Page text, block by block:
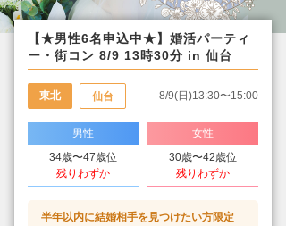
【★男性6名申込中★】婚活パーティ
ー・街コン 8/9 13時30分 in 仙台
東北 仙台 8/9(日)13:30〜15:00
男性
34歳〜47歳位
残りわずか
女性
30歳〜42歳位
残りわずか
半年以内に結婚相手を見つけたい方限定